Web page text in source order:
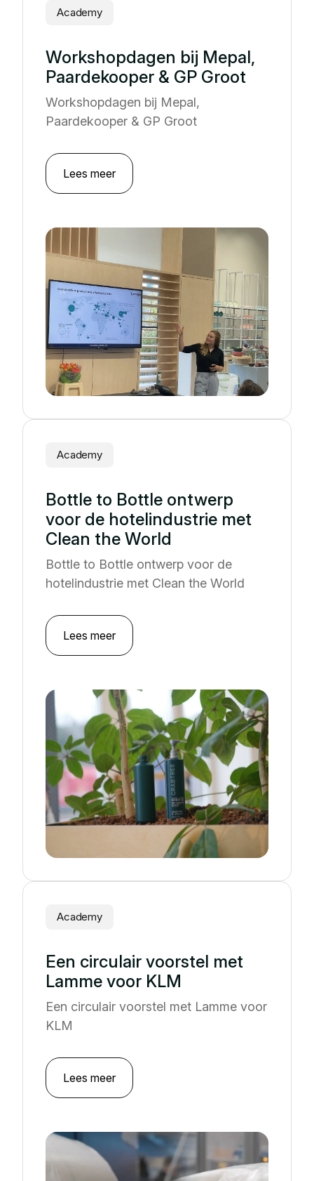
Academy
Workshopdagen bij Mepal,
Paardekooper & GP Groot
Workshopdagen bij Mepal,
Paardekooper & GP Groot
Lees meer
Academy
Bottle to Bottle ontwerp
voor de hotelindustrie met
Clean the World
Bottle to Bottle ontwerp voor de
hotelindustrie met Clean the World
Lees meer
Academy
Een circulair voorstel met
Lamme voor KLM
Een circulair voorstel met Lamme voor
KLM
Lees meer